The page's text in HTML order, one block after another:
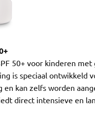
50+ voor kinderen
is speciaal ontwikkeld
en kan zelfs worden
direct intensieve en